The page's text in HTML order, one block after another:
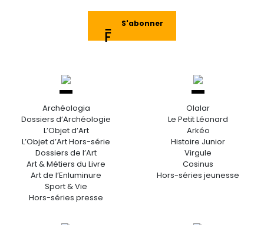
S'abonner
Archéologia
Dossiers d’Archéologie
L’Objet d’Art
L’Objet d’Art Hors-série
Dossiers de l’Art
Art & Métiers du Livre
Art de l’Enluminure
Sport & Vie
Hors-séries presse
Olalar
Le Petit Léonard
Arkéo
Histoire Junior
Virgule
Cosinus
Hors-séries jeunesse